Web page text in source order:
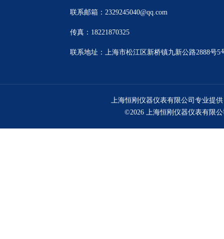
联系邮箱：2329245040@qq.com
传真：18221870325
联系地址：上海市松江区新桥镇九新公路2888号5
上海恒刚仪器仪表有限公司专业提
©2026 上海恒刚仪器仪表有限